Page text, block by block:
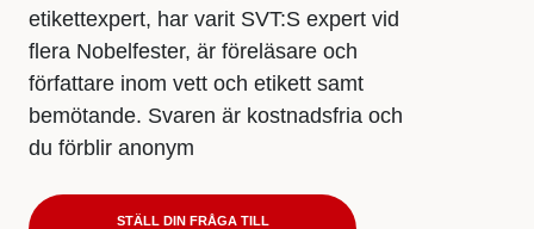
etikettexpert, har varit SVT:S expert vid
flera Nobelfester, är föreläsare och
författare inom vett och etikett samt
bemötande. Svaren är kostnadsfria och
du förblir anonym
STÄLL DIN FRÅGA TILL